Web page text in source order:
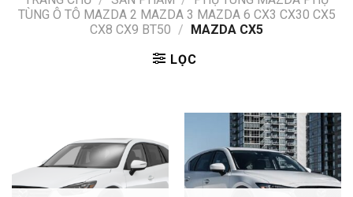
TÙNG Ô TÔ MAZDA 2 MAZDA 3 MAZDA 6 CX3 CX30 CX5
CX8 CX9 BT50 / MAZDA CX5
LỌC